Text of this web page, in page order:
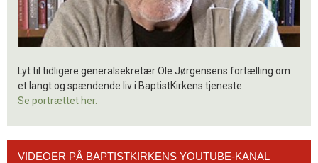
Lyt til tidligere generalsekretær Ole Jørgensens fortælling om
et langt og spændende liv i BaptistKirkens tjeneste.
Se portrættet her.
VIDEOER PÅ BAPTISTKIRKENS YOUTUBE-KANAL